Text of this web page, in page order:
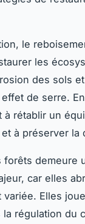
le
les
des sols
de serre.
à rétablir un
à préserver la
forêts demeure
car elles
Elles
régulation du